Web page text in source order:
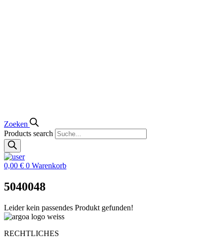
Zoeken
Products search
0,00 € 0 Warenkorb
5040048
Leider kein passendes Produkt gefunden!
RECHTLICHES